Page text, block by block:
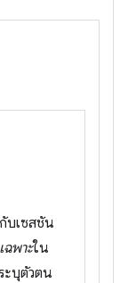
บเซสชัน
เฉพาะใน
ะบุตัวตน